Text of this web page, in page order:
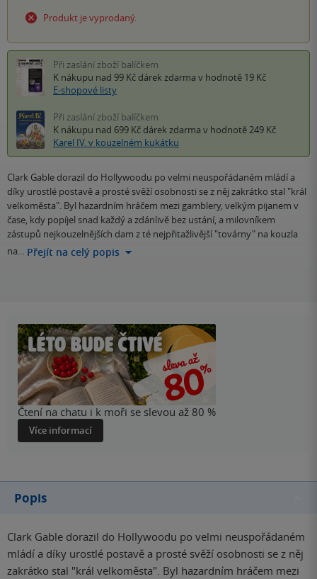
Produkt je vyprodaný.
Při zaslání zboží balíčkem
K nákupu nad 99 Kč dárek zdarma v hodnotě 19 Kč
E-shopové listy
Při zaslání zboží balíčkem
K nákupu nad 699 Kč dárek zdarma v hodnotě 249 Kč
Karel IV. v kouzelném kukátku
Clark Gable dorazil do Hollywoodu po velmi neuspořádaném mládí a
díky urostlé postavě a prosté svěží osobnosti se z něj zakrátko stal "král
velkoměsta". Byl hazardním hráčem mezi gamblery, velkým pijanem v
čase, kdy popíjel snad každý a zdánlivě bez ustání, a milovníkem
zástupů nejkouzelnějších dam z té nejpřitažlivější "továrny" na kouzla
na… Přejít na celý popis
Čtení na chatu i k moři se slevou až 80 %
Více informací
Popis
Clark Gable dorazil do Hollywoodu po velmi neuspořádaném
mládí a díky urostlé postavě a prosté svěží osobnosti se z něj
zakrátko stal "král velkoměsta". Byl hazardním hráčem mezi